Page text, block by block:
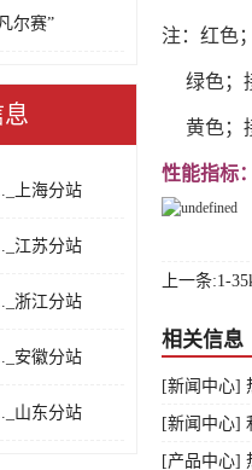
尔赛”
上海分站
江苏分站
浙江分站
安徽分站
山东分站
注：红色
绿色；
黄色；
性能指标：
上一条:1-
相关信息
[新闻中心]
[新闻中心]
[产品中心]